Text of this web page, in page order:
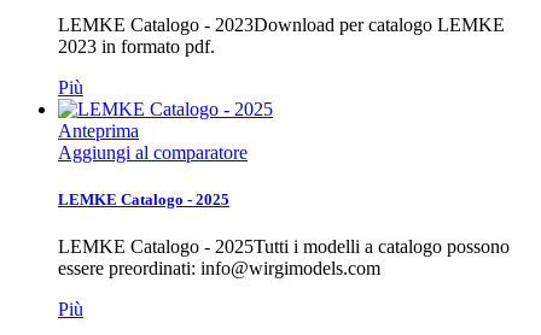
LEMKE Catalogo - 2023Download per catalogo LEMKE
2023 in formato pdf.
Più
Anteprima
Aggiungi al comparatore
LEMKE Catalogo - 2025
LEMKE Catalogo - 2025Tutti i modelli a catalogo possono
essere preordinati: info@wirgimodels.com
Più